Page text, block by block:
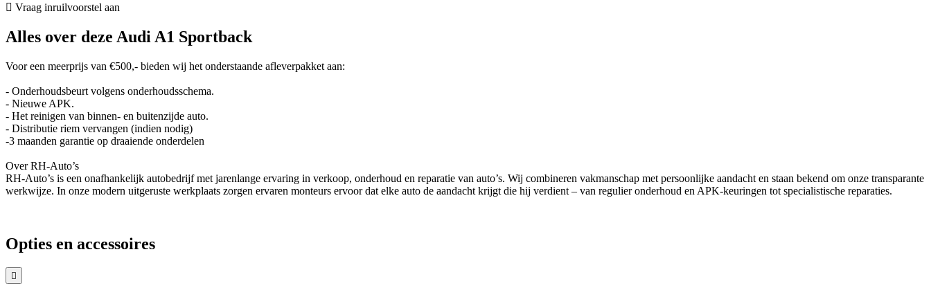
Vraag inruilvoorstel aan
Alles over deze Audi A1 Sportback
Voor een meerprijs van €500,- bieden wij het onderstaande afleverpakket aan:
- Onderhoudsbeurt volgens onderhoudsschema.
- Nieuwe APK.
- Het reinigen van binnen- en buitenzijde auto.
- Distributie riem vervangen (indien nodig)
-3 maanden garantie op draaiende onderdelen
Over RH-Auto’s
RH-Auto’s is een onafhankelijk autobedrijf met jarenlange ervaring in verkoop, onderhoud en reparatie van auto’s. Wij combineren vakmanschap met persoonlijke aandacht en staan bekend om onze transparante
werkwijze. In onze modern uitgeruste werkplaats zorgen ervaren monteurs ervoor dat elke auto de aandacht krijgt die hij verdient – van regulier onderhoud en APK-keuringen tot specialistische reparaties.
Opties en accessoires